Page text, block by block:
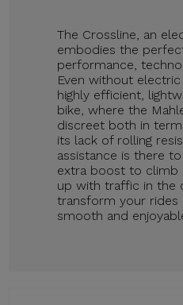
The Crossline, an
embodies the
performance,
Even without
highly efficient,
bike, where the
discreet both in
its lack of rolling
assistance is there
extra boost to climb
up with traffic in the
transform your rides
smooth and